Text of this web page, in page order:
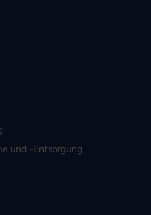
und -Entsorgung